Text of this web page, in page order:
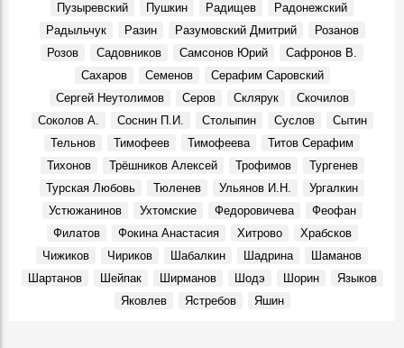
Презентовали новую книгу краеведа Петра Ермошина
«Село Юлово и его окрестности»
События, 24 Марта 2026
Пузыревский
Пушкин Радищев
Радонежский
Радыльчук
Разин Разумовский Дмитрий
Розанов
Розов
Садовников Самсонов Юрий
Сафронов В.
Сахаров
Семенов
Серафим Саровский
Сергей Неутолимов
Серов Склярук
Скочилов
Соколов А.
Соснин П.И. Столыпин Суслов
Сытин
Тельнов
Тимофеев Тимофеева
Титов Серафим
Тихонов
Трёшников Алексей Трофимов
Тургенев
Турская Любовь
Тюленев Ульянов И.Н.
Ургалкин
Устюжанинов
Ухтомские Федоровичева
Феофан
Филатов
Фокина Анастасия Хитрово
Храбсков
Чижиков
Чириков Шабалкин Шадрина
Шаманов
Шартанов
Шейпак Ширманов Шодэ Шорин
Языков
Яковлев
Ястребов Яшин